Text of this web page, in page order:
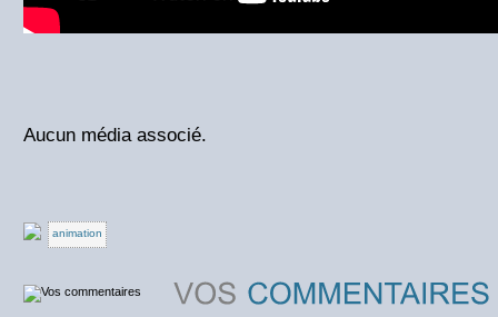
Aucun média associé.
animation